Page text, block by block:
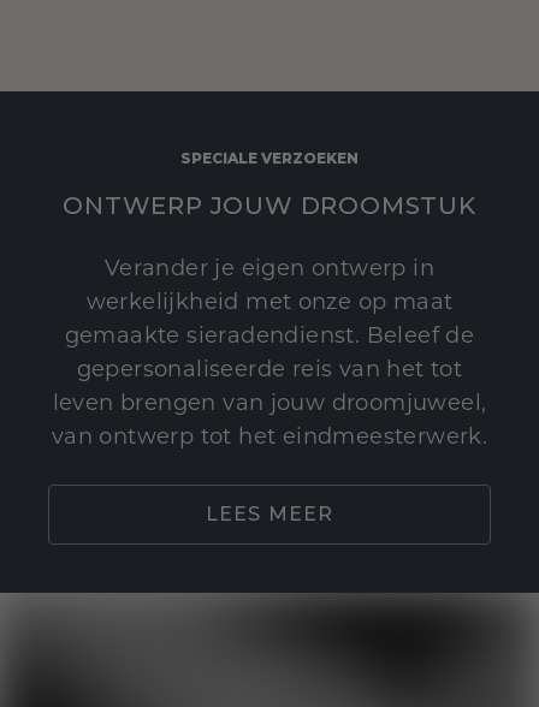
SPECIALE VERZOEKEN
ONTWERP JOUW DROOMSTUK
Verander je eigen ontwerp in
werkelijkheid met onze op maat
gemaakte sieradendienst. Beleef de
gepersonaliseerde reis van het tot
leven brengen van jouw droomjuweel,
van ontwerp tot het eindmeesterwerk.
LEES MEER